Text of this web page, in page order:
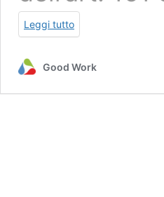
Leggi tutto
Good Work